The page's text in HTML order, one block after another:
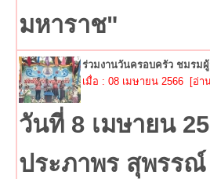
มหาราช"
ร่วมงานวันครอบครัว ชมรม
เมื่อ : 08 เมษายน 2566 [อ่า
วันที่ 8 เมษายน
ประภาพร สุพรรณ์